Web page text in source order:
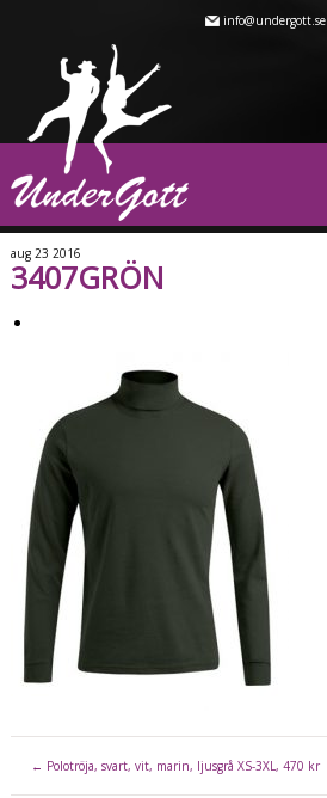
info@undergott.se
aug 23 2016
3407GRÖN
← Polotröja, svart, vit, marin, ljusgrå XS-3XL, 470 kr